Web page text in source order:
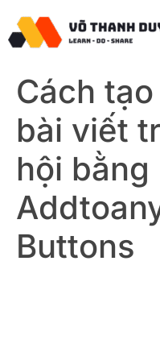
Cách
bài viết
hội bằng
Buttons